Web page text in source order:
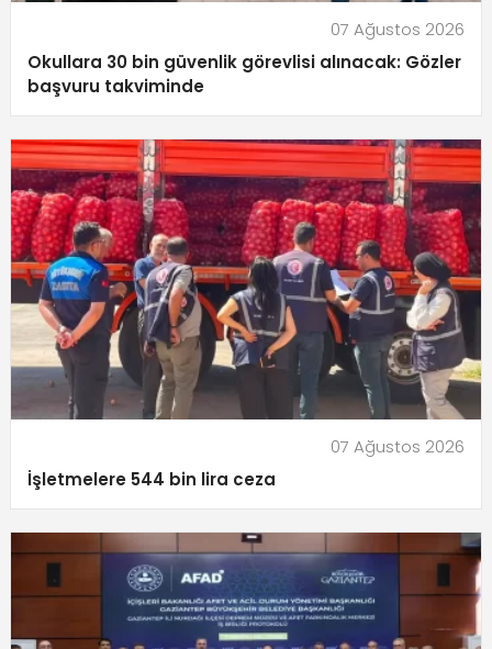
07 Ağustos 2026
Okullara 30 bin güvenlik görevlisi alınacak: Gözler
başvuru takviminde
07 Ağustos 2026
İşletmelere 544 bin lira ceza